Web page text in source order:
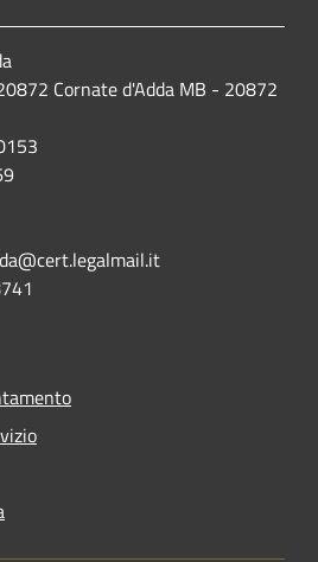
Cornate d'Adda MB - 20872